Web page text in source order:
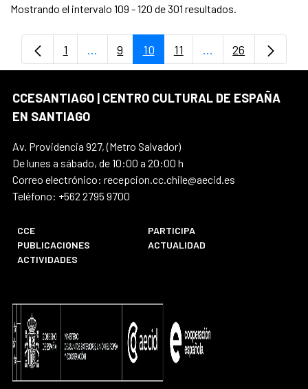
Mostrando el intervalo 109 - 120 de 301 resultados.
Página
1 ...Páginas intermedias Use TAB para
Página
9 Página
10 Página
11 ...PáginasPágina
26
CCESANTIAGO | CENTRO CULTURAL DE ESPAÑA
EN SANTIAGO
Av. Providencia 927, (Metro Salvador)
De lunes a sábado, de 10:00 a 20:00 h
Correo electrónico: recepcion.cc.chile@aecid.es
Teléfono: +562 2795 9700
CCE
PARTICIPA
PUBLICACIONES
ACTUALIDAD
ACTIVIDADES